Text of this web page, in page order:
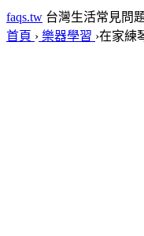
faqs.tw 台灣生活常見問
首頁 › 樂器學習 ›在家練